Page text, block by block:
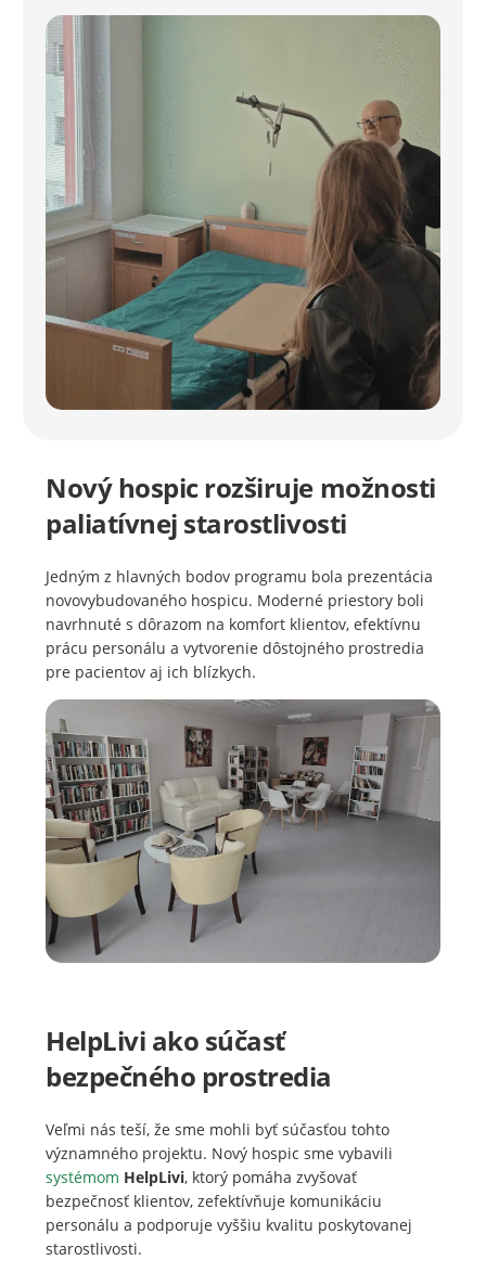
Nový hospic rozširuje možnosti
paliatívnej starostlivosti
Jedným z hlavných bodov programu bola prezentácia
novovybudovaného hospicu. Moderné priestory boli
navrhnuté s dôrazom na komfort klientov, efektívnu
prácu personálu a vytvorenie dôstojného prostredia
pre pacientov aj ich blízkych.
HelpLivi ako súčasť
bezpečného prostredia
Veľmi nás teší, že sme mohli byť súčasťou tohto
významného projektu. Nový hospic sme vybavili
systémom HelpLivi, ktorý pomáha zvyšovať
bezpečnosť klientov, zefektívňuje komunikáciu
personálu a podporuje vyššiu kvalitu poskytovanej
starostlivosti.